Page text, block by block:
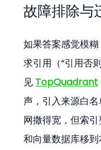
故障排除与
如果答案感觉模
求引用（“引用否
见 TopQuadrant
声，引入来源白
网撒得宽，但索
和向量数据库移